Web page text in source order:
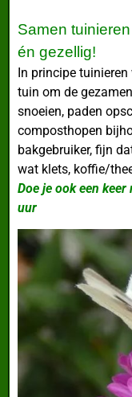
Samen
én gezellig!
In principe
tuin om de
snoeien, paden
composthopen
bakgebruiker, fijn
wat klets, koffie/
Doe je ook een
uur